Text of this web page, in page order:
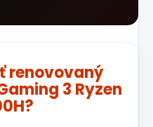
renovovaný
3 Ryzen